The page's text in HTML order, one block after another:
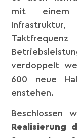
mit einem
verdoppelt
600 neue
enstehen.
Beschlossen
Realisierung